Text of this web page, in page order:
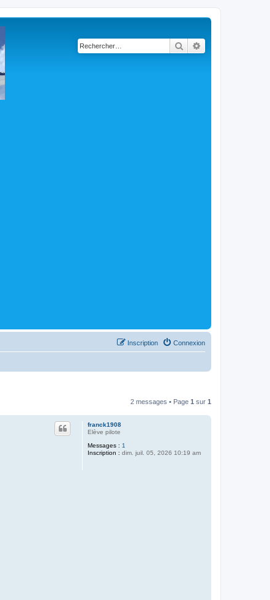
Rechercher
Connexion
Inscription
2 messages • Page 1 sur 1
franck1908
Elève pilote
Messages : 1
Inscription : dim. juil. 05, 2026 10:19 am